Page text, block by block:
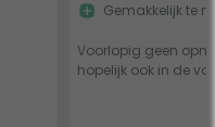
Voorlopig geen
hopelijk ook in de
Gemakkelijk te